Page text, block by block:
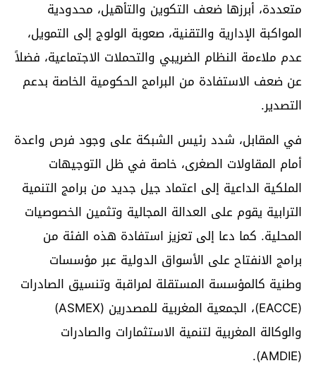
متعددة، أبرزها ضعف التكوين والتأهيل، محدودية
المواكبة الإدارية والتقنية، صعوبة الولوج إلى التمويل،
عدم ملاءمة النظام الضريبي والتحملات الاجتماعية، فضلاً
عن ضعف الاستفادة من البرامج الحكومية الخاصة بدعم
التصدير.
في المقابل، شدد رئيس الشبكة على وجود فرص واعدة
أمام المقاولات الصغرى، خاصة في ظل التوجيهات
الملكية الداعية إلى اعتماد جيل جديد من برامج التنمية
الترابية يقوم على العدالة المجالية وتثمين الخصوصيات
المحلية. كما دعا إلى تعزيز استفادة هذه الفئة من
برامج الانفتاح على الأسواق الدولية عبر مؤسسات
وطنية كالمؤسسة المستقلة لمراقبة وتنسيق الصادرات
(EACCE)، الجمعية المغربية للمصدرين (ASMEX)
والوكالة المغربية لتنمية الاستثمارات والصادرات
(AMDIE).